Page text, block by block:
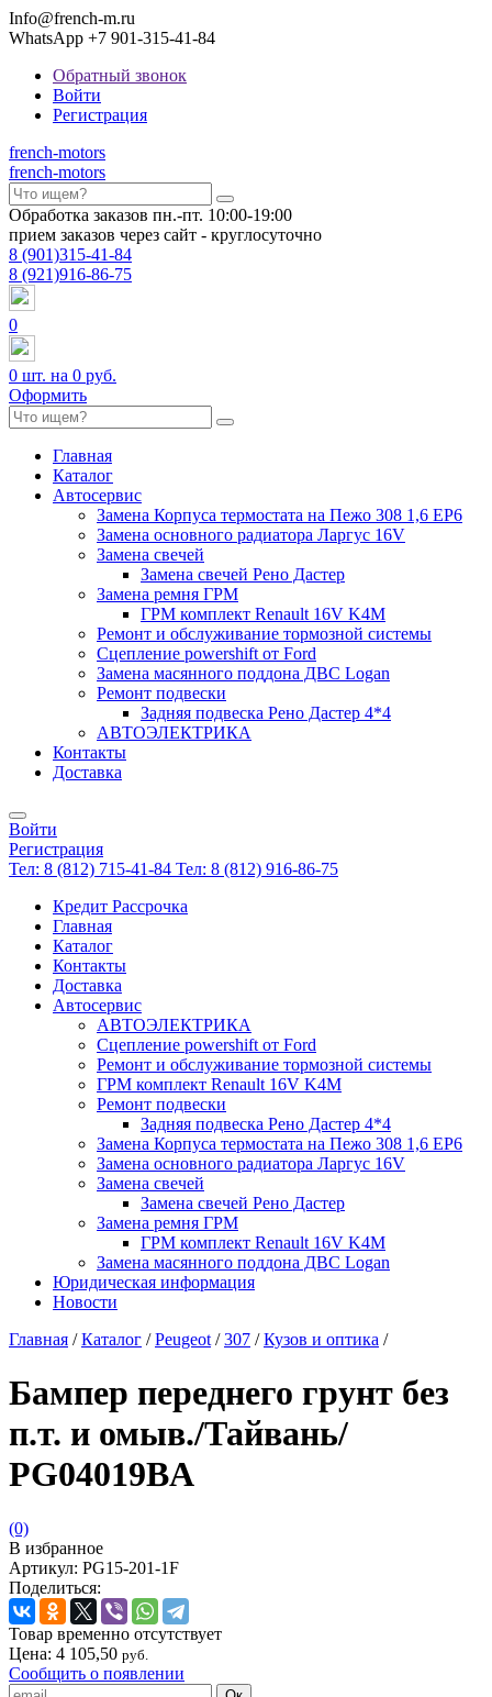
Info@french-m.ru
WhatsApp +7 901-315-41-84
Обратный звонок
Войти
Регистрация
french-motors
french-motors
Обработка заказов пн.-пт. 10:00-19:00
прием заказов через сайт - круглосуточно
8 (901)315-41-84
8 (921)916-86-75
0
0 шт. на 0 руб.
Оформить
Главная
Каталог
Автосервис
Замена Корпуса термостата на Пежо 308 1,6 EP6
Замена основного радиатора Ларгус 16V
Замена свечей
Замена свечей Рено Дастер
Замена ремня ГРМ
ГРМ комплект Renault 16V K4M
Ремонт и обслуживание тормозной системы
Сцепление powershift от Ford
Замена масянного поддона ДВС Logan
Ремонт подвески
Задняя подвеска Рено Дастер 4*4
АВТОЭЛЕКТРИКА
Контакты
Доставка
Войти
Регистрация
Тел: 8 (812) 715-41-84 Тел: 8 (812) 916-86-75
Кредит Рассрочка
Главная
Каталог
Контакты
Доставка
Автосервис
АВТОЭЛЕКТРИКА
Сцепление powershift от Ford
Ремонт и обслуживание тормозной системы
ГРМ комплект Renault 16V K4M
Ремонт подвески
Задняя подвеска Рено Дастер 4*4
Замена Корпуса термостата на Пежо 308 1,6 EP6
Замена основного радиатора Ларгус 16V
Замена свечей
Замена свечей Рено Дастер
Замена ремня ГРМ
ГРМ комплект Renault 16V K4M
Замена масянного поддона ДВС Logan
Юридическая информация
Новости
Главная / Каталог / Peugeot / 307 / Кузов и оптика /
Бампер переднего грунт без
п.т. и омыв./Тайвань/
PG04019BA
(0)
В избранное
Артикул: PG15-201-1F
Поделиться:
Товар временно отсутствует
Цена: 4 105,50 руб.
Сообщить о появлении